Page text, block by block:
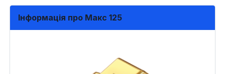
Інформація про Макс 125